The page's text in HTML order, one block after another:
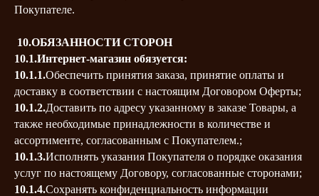
Покупателе.
10.ОБЯЗАННОСТИ СТОРОН
10.1.Интернет-магазин обязуется:
10.1.1.Обеспечить принятия заказа, принятие оплаты и
доставку в соответствии с настоящим Договором Оферты;
10.1.2.Доставить по адресу указанному в заказе Товары, а
также необходимые принадлежности в количестве и
ассортименте, согласованным с Покупателем.;
10.1.3.Исполнять указания Покупателя о порядке оказания
услуг по настоящему Договору, согласованные сторонами;
10.1.4.Сохранять конфиденциальность информации